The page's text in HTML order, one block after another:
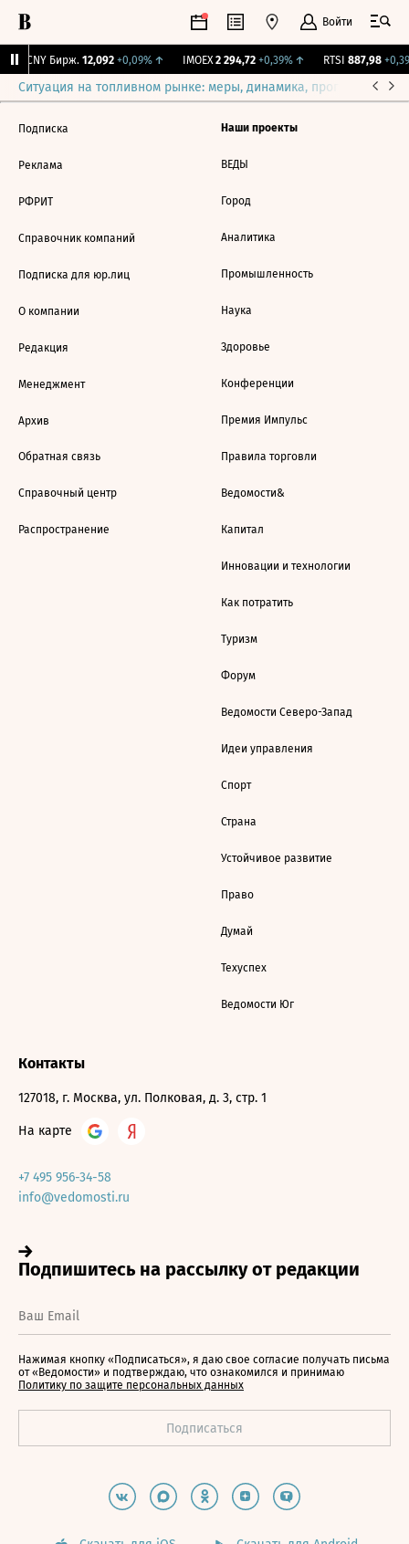
Войти
CNY Бирж. 12,092 +0,09%↑ IMOEX 2 294,72 +0,39%↑ RTSI 887,98
Ситуация на топливном рынке: меры, динамика, прогнозы
Подписка
Реклама
РФРИТ
Справочник компаний
Подписка для юр.лиц
О компании
Редакция
Менеджмент
Архив
Обратная связь
Справочный центр
Распространение
Наши проекты
ВЕДЫ
Город
Аналитика
Промышленность
Наука
Здоровье
Конференции
Премия Импульс
Правила торговли
Ведомости&
Капитал
Инновации и технологии
Как потратить
Туризм
Форум
Ведомости Северо-Запад
Идеи управления
Спорт
Страна
Устойчивое развитие
Право
Думай
Техуспех
Ведомости Юг
Контакты
127018, г. Москва, ул. Полковая, д. 3, стр. 1
На карте
+7 495 956-34-58
info@vedomosti.ru
Нажимая кнопку «Подписаться», я даю свое согласие получать письма
от «Ведомости» и подтверждаю, что ознакомился и принимаю
Политику по защите персональных данных